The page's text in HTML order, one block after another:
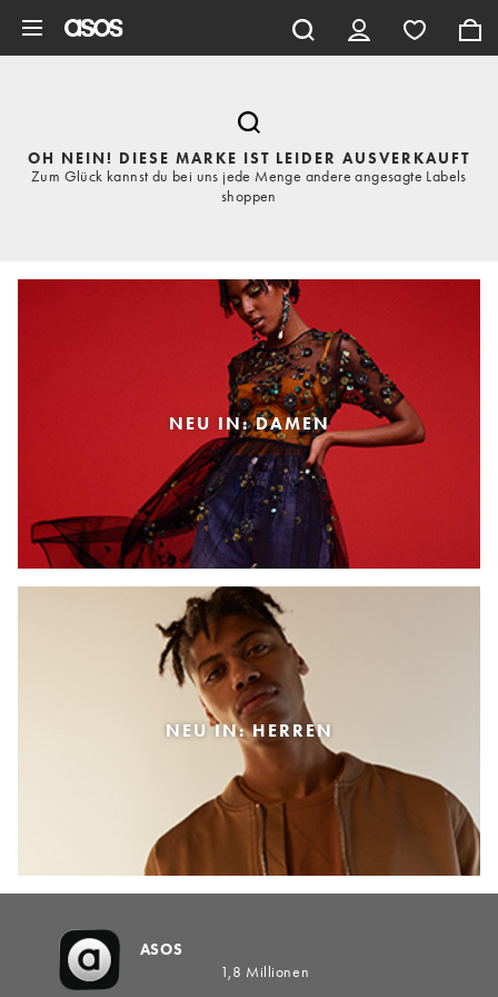
OH NEIN! DIESE MARKE IST LEIDER AUSVERKAUFT
Zum Glück kannst du bei uns jede Menge andere angesagte Labels
shoppen
NEU IN: DAMEN
NEU IN: HERREN
ASOS
1,8 Millionen